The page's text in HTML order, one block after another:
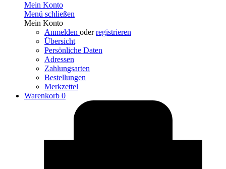
Mein Konto
Menü schließen
Mein Konto
Anmelden oderregistrieren
Übersicht
Persönliche Daten
Adressen
Zahlungsarten
Bestellungen
Merkzettel
Warenkorb 0